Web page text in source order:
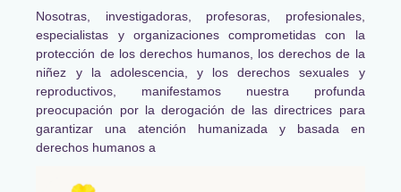
Nosotras, investigadoras, profesoras, profesionales,
especialistas y organizaciones comprometidas con la
protección de los derechos humanos, los derechos de la
niñez y la adolescencia, y los derechos sexuales y
reproductivos, manifestamos nuestra profunda
preocupación por la derogación de las directrices para
garantizar una atención humanizada y basada en
derechos humanos a